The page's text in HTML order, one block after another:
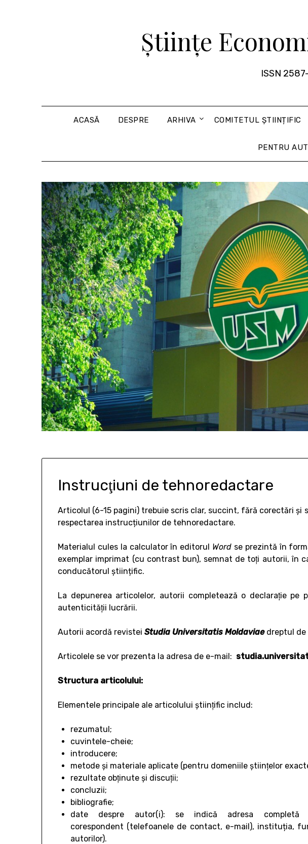
Științe
ISSN
ACASĂ DESPRE ARHIVA COMITETUL ȘTIINȚIFIC
PENTRU
Instrucţiuni de tehnoredactare
Articolul (6-15 pagini) trebuie scris clar, succint, fără corectări şi
respectarea instrucțiunilor de tehnoredactare.
Materialul cules la calculator în editorul Word se prezintă în
exemplar imprimat (cu contrast bun), semnat de toţi autorii, în
conducătorul științific.
La depunerea articolelor, autorii completează o declaraţie pe
autenticităţii lucrării.
Autorii acordă revisteiStudia Universitatis Moldaviaedreptul de
Articolele se vor prezenta la adresa de e-mail:
Structura articolului:
Elementele principale ale articolului ştiinţific includ:
rezumatul;
cuvintele-cheie;
introducere;
metode şi materiale aplicate (pentru domeniile ştiinţelor
rezultate obţinute şi discuţii;
concluzii;
bibliografie;
date despre autor(i): se indică adresa
corespondent (telefoanele de contact, e-mail), instituția,
autorilor).